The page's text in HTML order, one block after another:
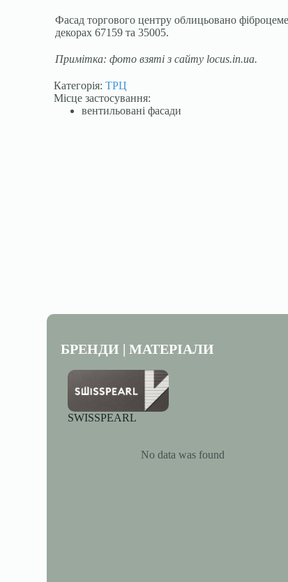
Фасад торгового центру облицьовано
декорах 67159 та 35005.
Примітка: фото взяті з сайту locus.in.ua.
Категорія:ТРЦ
Місце застосування:
вентильовані фасади
БРЕНДИ | МАТЕРІАЛИ
SWISSPEARL
No data was found